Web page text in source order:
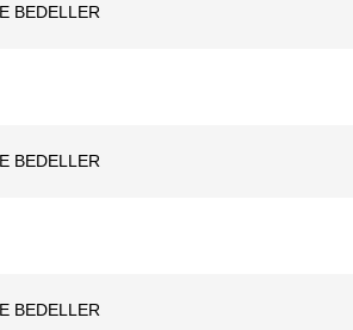
BEDELLER
BEDELLER
BEDELLER